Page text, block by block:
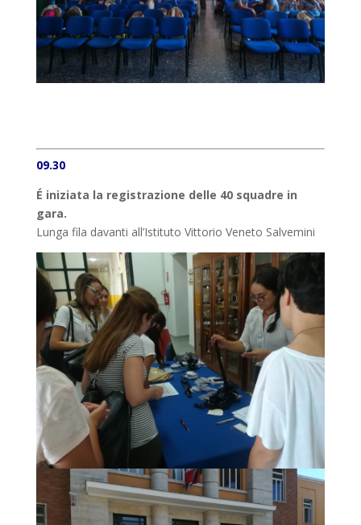
09.30
É iniziata la registrazione delle 40 squadre in
gara.
Lunga fila davanti all’Istituto Vittorio Veneto Salvemini